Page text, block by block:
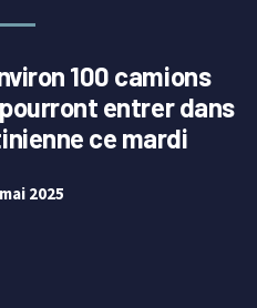
100 camions
entrer dans
ce mardi
2025